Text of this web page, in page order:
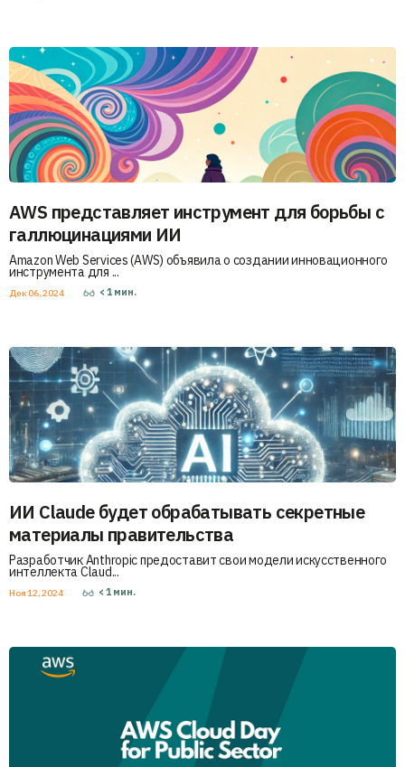
AWS представляет инструмент для борьбы с
галлюцинациями ИИ
Amazon Web Services (AWS) объявила о создании инновационного
инструмента для ...
Дек 06, 2024 < 1 мин.
ИИ Claude будет обрабатывать секретные
материалы правительства
Разработчик Anthropic предоставит свои модели искусственного
интеллекта Claud...
Ноя 12, 2024 < 1 мин.